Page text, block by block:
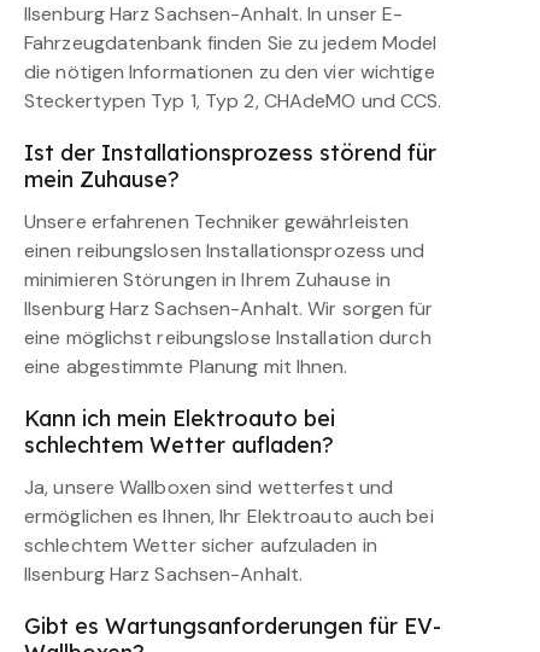
Ilsenburg Harz Sachsen-Anhalt. In unser E-
Fahrzeugdatenbank finden Sie zu jedem Model
die nötigen Informationen zu den vier wichtige
Steckertypen Typ 1, Typ 2, CHAdeMO und CCS.
Ist der Installationsprozess störend für
mein Zuhause?
Unsere erfahrenen Techniker gewährleisten
einen reibungslosen Installationsprozess und
minimieren Störungen in Ihrem Zuhause in
Ilsenburg Harz Sachsen-Anhalt. Wir sorgen für
eine möglichst reibungslose Installation durch
eine abgestimmte Planung mit Ihnen.
Kann ich mein Elektroauto bei
schlechtem Wetter aufladen?
Ja, unsere Wallboxen sind wetterfest und
ermöglichen es Ihnen, Ihr Elektroauto auch bei
schlechtem Wetter sicher aufzuladen in
Ilsenburg Harz Sachsen-Anhalt.
Gibt es Wartungsanforderungen für EV-